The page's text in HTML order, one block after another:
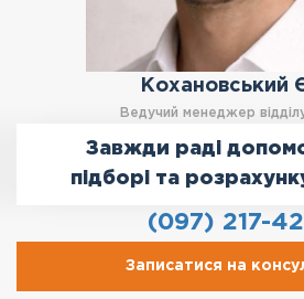
Кохановський
Ведучий менеджер
Завжди раді
підборі та
(097) 217-
Записатися на